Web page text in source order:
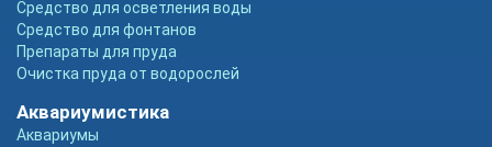
Средство для осветления воды
Средство для фонтанов
Препараты для пруда
Очистка пруда от водорослей
Аквариумистика
Аквариумы